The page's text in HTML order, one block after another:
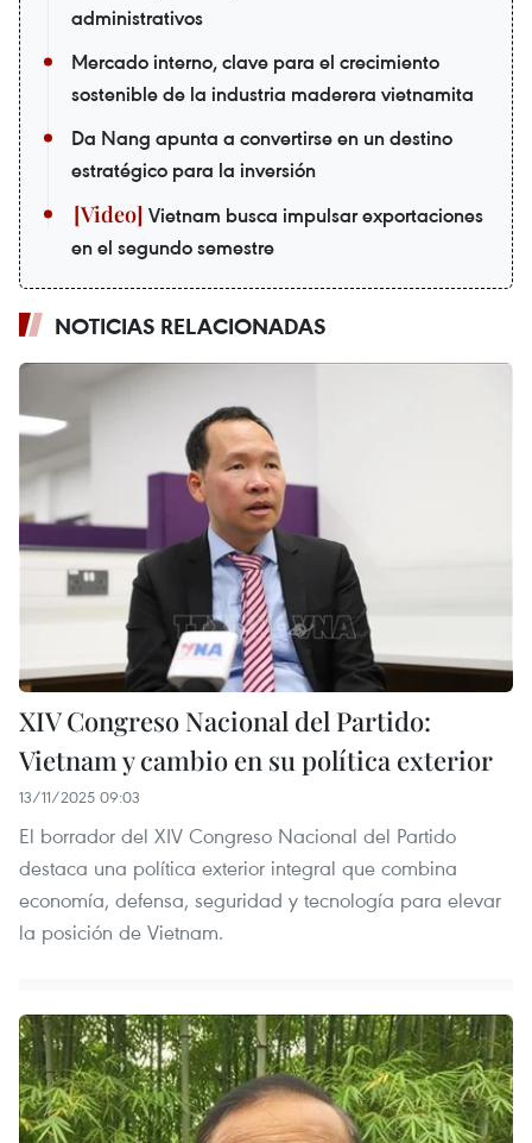
administrativos
Mercado interno, clave para el crecimiento
sostenible de la industria maderera vietnamita
Da Nang apunta a convertirse en un destino
estratégico para la inversión
Vietnam busca impulsar exportaciones
en el segundo semestre
NOTICIAS RELACIONADAS
XIV Congreso Nacional del Partido:
Vietnam y cambio en su política exterior
13/11/2025 09:03
El borrador del XIV Congreso Nacional del Partido
destaca una política exterior integral que combina
economía, defensa, seguridad y tecnología para elevar
la posición de Vietnam.